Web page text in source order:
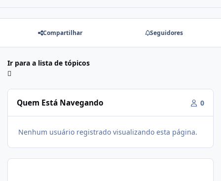
Compartilhar Seguidores
Ir para a lista de tópicos
Quem Está Navegando 0
Nenhum usuário registrado visualizando esta página.